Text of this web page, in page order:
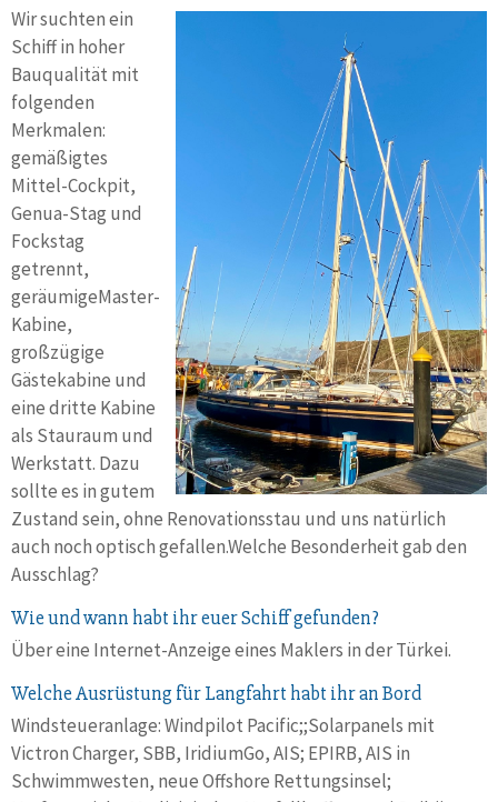
Wir suchten ein
Schiff in hoher
Bauqualität mit
folgenden
Merkmalen:
gemäßigtes
Mittel-Cockpit,
Genua-Stag und
Fockstag
getrennt,
geräumigeMaster-
Kabine,
großzügige
Gästekabine und
eine dritte Kabine
als Stauraum und
Werkstatt. Dazu
sollte es in gutem
Zustand sein, ohne Renovationsstau und uns natürlich
auch noch optisch gefallen.Welche Besonderheit gab den
Ausschlag?
Wie und wann habt ihr euer Schiff gefunden?
Über eine Internet-Anzeige eines Maklers in der Türkei.
Welche Ausrüstung für Langfahrt habt ihr an Bord
Windsteueranlage: Windpilot Pacific;;Solarpanels mit
Victron Charger, SBB, IridiumGo, AIS; EPIRB, AIS in
Schwimmwesten, neue Offshore Rettungsinsel;